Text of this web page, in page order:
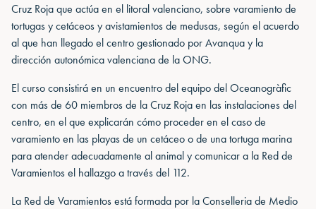
Cruz Roja que actúa en el litoral valenciano, sobre varamiento de
tortugas y cetáceos y avistamientos de medusas, según el acuerdo
al que han llegado el centro gestionado por Avanqua y la
dirección autonómica valenciana de la ONG.
El curso consistirá en un encuentro del equipo del Oceanogràfic
con más de 60 miembros de la Cruz Roja en las instalaciones del
centro, en el que explicarán cómo proceder en el caso de
varamiento en las playas de un cetáceo o de una tortuga marina
para atender adecuadamente al animal y comunicar a la Red de
Varamientos el hallazgo a través del 112.
La Red de Varamientos está formada por la Conselleria de Medio